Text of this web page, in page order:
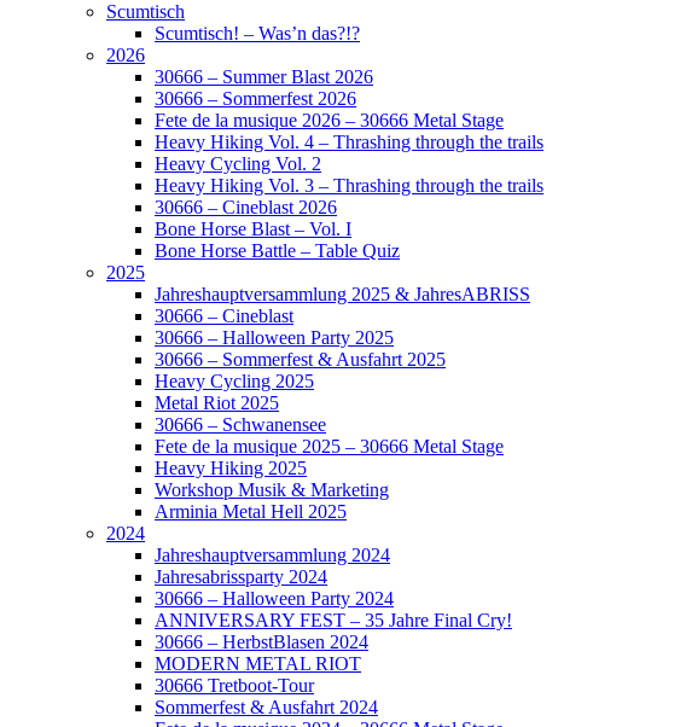
Scumtisch
Scumtisch! – Was’n das?!?
2026
30666 – Summer Blast 2026
30666 – Sommerfest 2026
Fete de la musique 2026 – 30666 Metal Stage
Heavy Hiking Vol. 4 – Thrashing through the trails
Heavy Cycling Vol. 2
Heavy Hiking Vol. 3 – Thrashing through the trails
30666 – Cineblast 2026
Bone Horse Blast – Vol. I
Bone Horse Battle – Table Quiz
2025
Jahreshauptversammlung 2025 & JahresABRISS
30666 – Cineblast
30666 – Halloween Party 2025
30666 – Sommerfest & Ausfahrt 2025
Heavy Cycling 2025
Metal Riot 2025
30666 – Schwanensee
Fete de la musique 2025 – 30666 Metal Stage
Heavy Hiking 2025
Workshop Musik & Marketing
Arminia Metal Hell 2025
2024
Jahreshauptversammlung 2024
Jahresabrissparty 2024
30666 – Halloween Party 2024
ANNIVERSARY FEST – 35 Jahre Final Cry!
30666 – HerbstBlasen 2024
MODERN METAL RIOT
30666 Tretboot-Tour
Sommerfest & Ausfahrt 2024